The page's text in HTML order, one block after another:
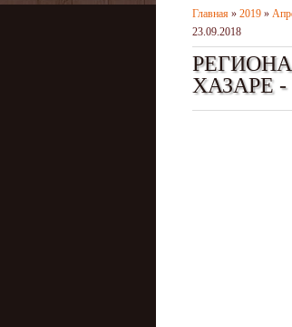
Главная » 2019 »
23.09.2018
ХАЗАРЕ -